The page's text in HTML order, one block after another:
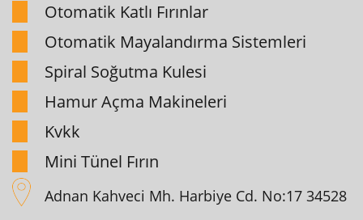
Otomatik Katlı Fırınlar
Otomatik Mayalandırma Sistemleri
Spiral Soğutma Kulesi
Hamur Açma Makineleri
Kvkk
Mini Tünel Fırın
Adnan Kahveci Mh. Harbiye Cd. No:17 34528